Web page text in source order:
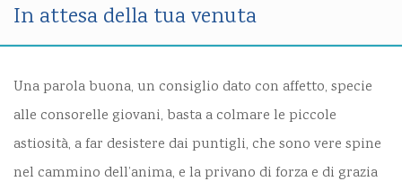
In attesa della tua venuta
Una parola buona, un consiglio dato con affetto, specie
alle consorelle giovani, basta a colmare le piccole
astiosità, a far desistere dai puntigli, che sono vere spine
nel cammino dell’anima, e la privano di forza e di grazia